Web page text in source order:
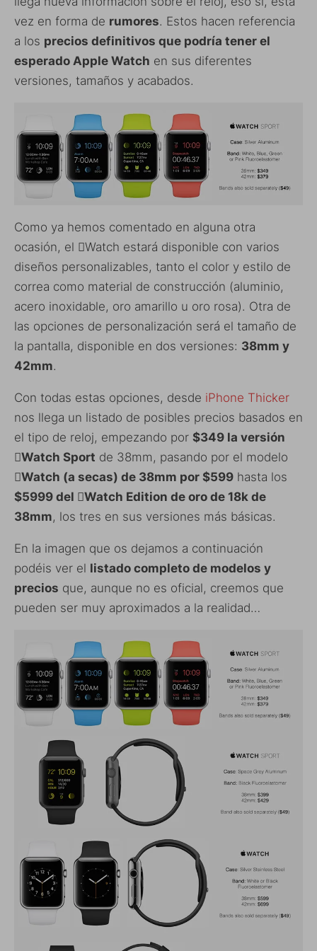
vez en forma de rumores. Estos hacen referencia
a los precios definitivos que podría tener el
esperado Apple Watch en sus diferentes
versiones, tamaños y acabados.
Como ya hemos comentado en alguna otra
ocasión, el Watch estará disponible con varios
diseños personalizables, tanto el color y estilo de
correa como material de construcción (aluminio,
acero inoxidable, oro amarillo u oro rosa). Otra de
las opciones de personalización será el tamaño de
la pantalla, disponible en dos versiones: 38mm y
42mm.
Con todas estas opciones, desde iPhone Thicker
nos llega un listado de posibles precios basados en
el tipo de reloj, empezando por $349 la versión
Watch Sport de 38mm, pasando por el modelo
Watch (a secas) de 38mm por $599 hasta los
$5999 del Watch Edition de oro de 18k de
38mm, los tres en sus versiones más básicas.
En la imagen que os dejamos a continuación
podéis ver el listado completo de modelos y
precios que, aunque no es oficial, creemos que
pueden ser muy aproximados a la realidad…